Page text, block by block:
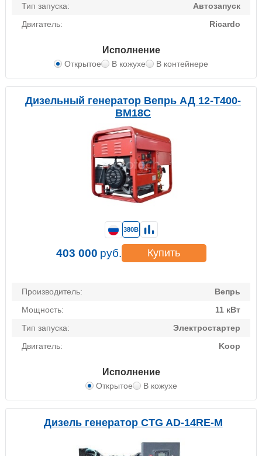
Тип запуска:
Автозапуск
Двигатель:
Ricardo
Исполнение
Открытое В кожухе В контейнере
Дизельный генератор Вепрь АД 12-T400-
BM18C
Производитель:
Вепрь
Мощность:
11 кВт
Тип запуска:
Электростартер
Двигатель:
Koop
Исполнение
Открытое В кожухе
380В
403 000 руб. Купить
Дизель генератор CTG AD-14RE-M